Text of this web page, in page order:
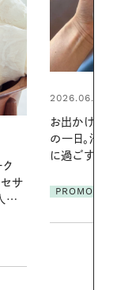
」
2026.06.01
真夏に向け
やりジェルと
地よくうるお